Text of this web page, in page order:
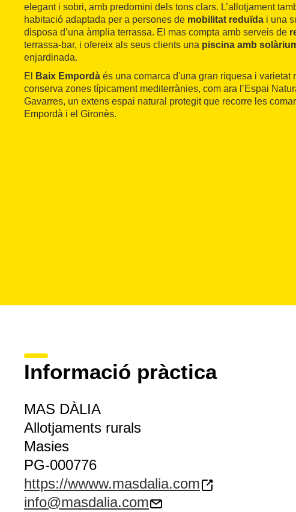
elegant i sobri, amb predomini dels tons clars. L’allotjament
habitació adaptada per a persones de mobilitat reduïda i una
disposa d’una àmplia terrassa. El mas compta amb serveis de
terrassa-bar, i ofereix als seus clients una piscina amb
enjardinada.
El
Baix Empordà és una comarca d'una gran riquesa i varietat
conserva zones típicament mediterrànies, com ara l’Espai
Gavarres, un extens espai natural protegit que recorre les
Empordà i el Gironès.
Informació pràctica
MAS DÀLIA
Allotjaments rurals
Masies
PG-000776
https://wwww.masdalia.com
info@masdalia.com